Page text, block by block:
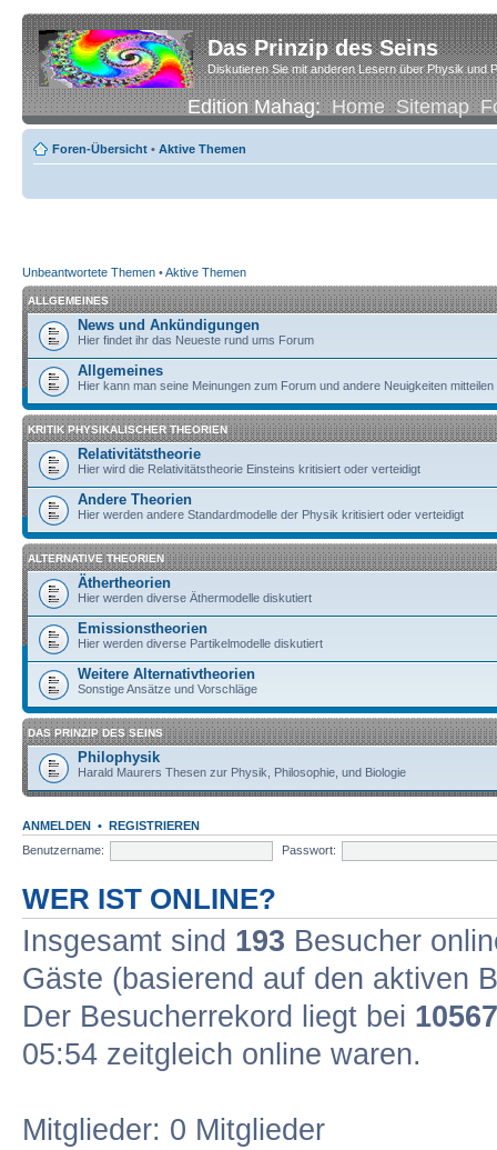
Das Prinzip des Seins
Diskutieren Sie mit anderen Lesern über Physik und
Edition Mahag:Home Sitemap
Foren-Übersicht • Aktive Themen
Unbeantwortete Themen •Aktive Themen
ALLGEMEINES
News und Ankündigungen
Hier findet ihr das Neueste rund ums Forum
Allgemeines
Hier kann man seine Meinungen zum Forum und andere Neuigkeiten mitteilen
KRITIK PHYSIKALISCHER THEORIEN
Relativitätstheorie
Hier wird die Relativitätstheorie Einsteins kritisiert oder verteidigt
Andere Theorien
Hier werden andere Standardmodelle der Physik kritisiert oder verteidigt
ALTERNATIVE THEORIEN
Äthertheorien
Hier werden diverse Äthermodelle diskutiert
Emissionstheorien
Hier werden diverse Partikelmodelle diskutiert
Weitere Alternativtheorien
Sonstige Ansätze und Vorschläge
DAS PRINZIP DES SEINS
Philophysik
Harald Maurers Thesen zur Physik, Philosophie, und Biologie
ANMELDEN • REGISTRIEREN
Benutzername:
Passwort:
WER IST ONLINE?
Insgesamt sind 193 Besucher
Gäste (basierend auf den aktiven
Der Besucherrekord liegt bei 10567
05:54 zeitgleich online waren.
Mitglieder: 0 Mitglieder